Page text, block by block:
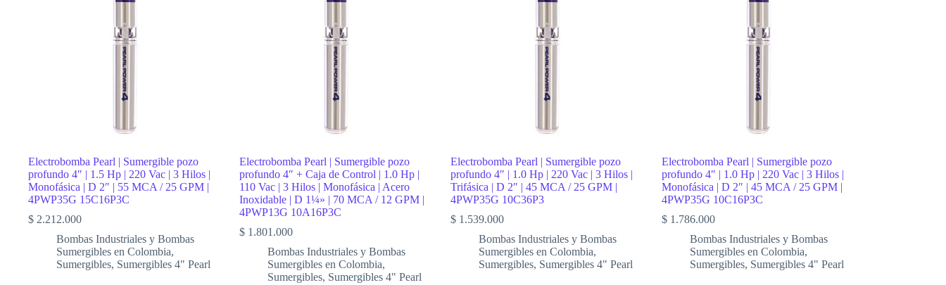
Electrobomba Pearl | Sumergible pozo
profundo 4″ | 1.5 Hp | 220 Vac | 3 Hilos |
Monofásica | D 2″ | 55 MCA / 25 GPM |
4PWP35G 15C16P3C
$ 2.212.000
Bombas Industriales y Bombas
Sumergibles en Colombia,
Sumergibles, Sumergibles 4" Pearl
Electrobomba Pearl | Sumergible pozo
profundo 4″ + Caja de Control | 1.0 Hp |
110 Vac | 3 Hilos | Monofásica | Acero
Inoxidable | D 1¼» | 70 MCA / 12 GPM |
4PWP13G 10A16P3C
$1.801.000
Bombas Industriales y Bombas
Sumergibles en Colombia,
Sumergibles, Sumergibles 4" Pearl
Electrobomba Pearl | Sumergible pozo
profundo 4″ | 1.0 Hp | 220 Vac | 3 Hilos |
Trifásica | D 2″ | 45 MCA / 25 GPM |
4PWP35G 10C36P3
$1.539.000
Bombas Industriales y Bombas
Sumergibles en Colombia,
Sumergibles, Sumergibles 4" Pearl
Electrobomba Pearl | Sumergible pozo
profundo 4″ | 1.0 Hp | 220 Vac | 3 Hilos |
Monofásica | D 2″ | 45 MCA / 25 GPM |
4PWP35G 10C16P3C
$1.786.000
Bombas Industriales y Bombas
Sumergibles en Colombia,
Sumergibles, Sumergibles 4" Pearl